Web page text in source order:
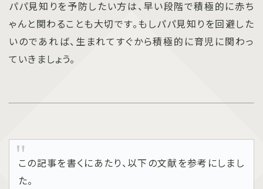
パパ見知りを予防したい方は、早い段階で積極的に赤ち
ゃんと関わることも大切です。もしパパ見知りを回避した
いのであれば、生まれてすぐから積極的に育児に関わっ
ていきましょう。
この記事を書くにあたり、以下の文献を参考にしまし
た。